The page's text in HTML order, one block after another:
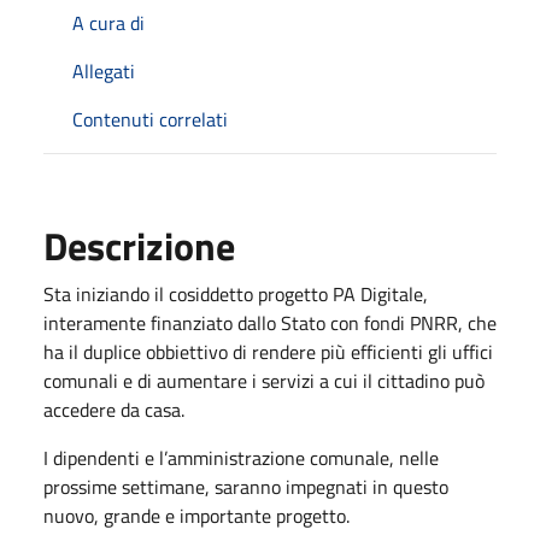
A cura di
Allegati
Contenuti correlati
Descrizione
Sta iniziando il cosiddetto progetto PA Digitale,
interamente finanziato dallo Stato con fondi PNRR, che
ha il duplice obbiettivo di rendere più efficienti gli uffici
comunali e di aumentare i servizi a cui il cittadino può
accedere da casa.
I dipendenti e l’amministrazione comunale, nelle
prossime settimane, saranno impegnati in questo
nuovo, grande e importante progetto.